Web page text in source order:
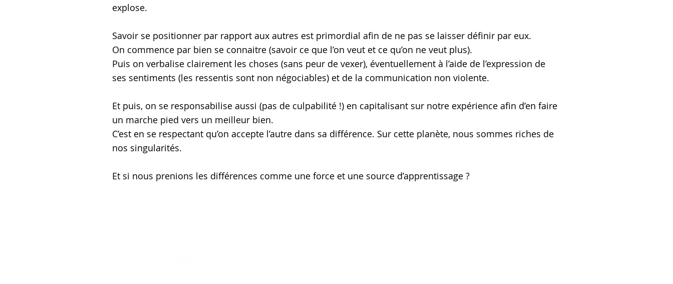
explose.
Savoir se positionner par rapport aux autres est primordial afin de ne pas se laisser définir par eux.
On commence par bien se connaitre (savoir ce que l’on veut et ce qu’on ne veut plus).
Puis on verbalise clairement les choses (sans peur de vexer), éventuellement à l’aide de l’expression de
ses sentiments (les ressentis sont non négociables) et de la communication non violente.
Et puis, on se responsabilise aussi (pas de culpabilité !) en capitalisant sur notre expérience afin d’en faire
un marche pied vers un meilleur bien.
C’est en se respectant qu’on accepte l’autre dans sa différence. Sur cette planète, nous sommes riches de
nos singularités.
Et si nous prenions les différences comme une force et une source d’apprentissage ?